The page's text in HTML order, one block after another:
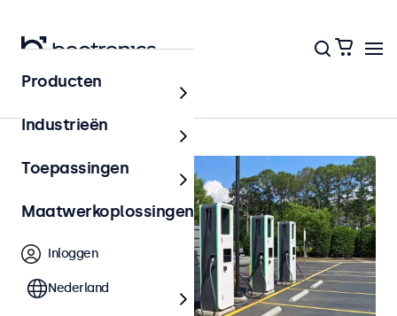
Outdoor
Producten
Industrieën
Toepassingen
Maatwerkoplossingen
Inloggen
Nederland